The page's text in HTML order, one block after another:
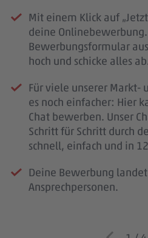
Mit einem Klick auf
deine Onlinebewerbung.
Bewerbungsformular
hoch und schicke alles
Für viele unserer Markt-
es noch einfacher: Hier
Chat bewerben. Unser
Schritt für Schritt durch
schnell, einfach und in
Deine Bewerbung
Ansprechpersonen.